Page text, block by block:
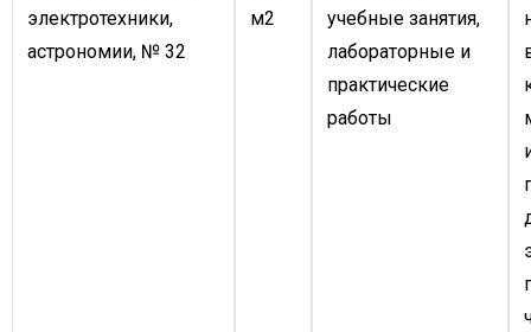
электротехники,
астрономии, № 32
м2
учебные занятия,
лабораторные и
практические
работы